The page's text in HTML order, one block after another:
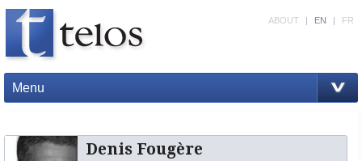
Menu
ABOUT | EN | FR
Denis Fougère